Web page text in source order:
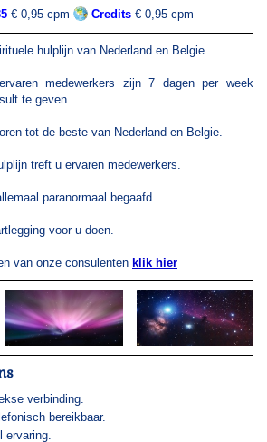
€ 0,95 cpm Credits€ 0,95 cpm
hulplijn van Nederland en Belgie.
medewerkers zijn 7 dagen per week
te geven.
tot de beste van Nederland en Belgie.
treft u ervaren medewerkers.
paranormaal begaafd.
voor u doen.
van onze consulenten klik hier
verbinding.
bereikbaar.
ervaring.